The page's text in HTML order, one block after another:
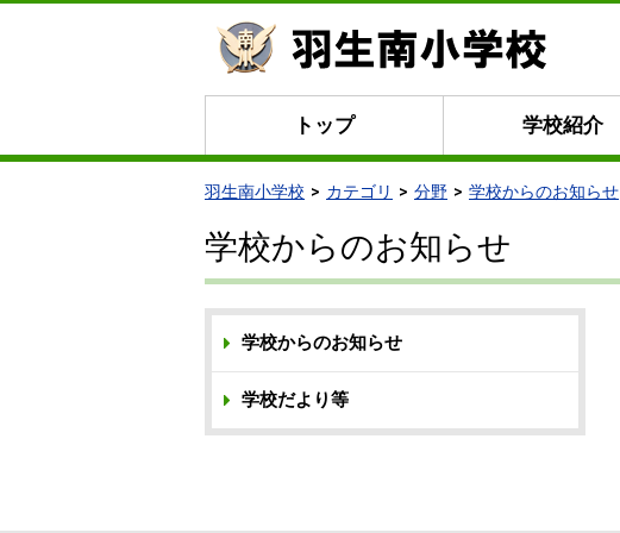
トップ 学校紹介
羽生南小学校 カテゴリ 分野 学校からのお知らせ
学校からのお知らせ
学校からのお知らせ
学校だより等